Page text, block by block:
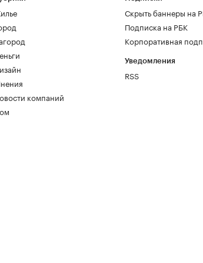
компаний
Скрыть баннеры на
Подписка на РБК
Корпоративная
Уведомления
RSS